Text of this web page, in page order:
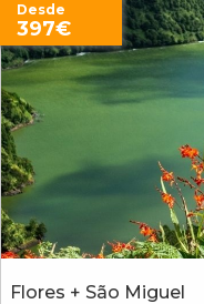
Flores + São Miguel
Desde
397€